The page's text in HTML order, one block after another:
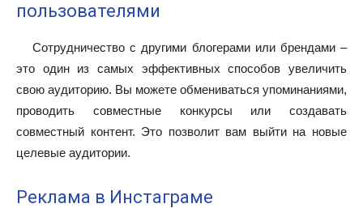
пользователями
Сотрудничество с другими блогерами или брендами –
это один из самых эффективных способов увеличить
свою аудиторию. Вы можете обмениваться упоминаниями,
проводить совместные конкурсы или создавать
совместный контент. Это позволит вам выйти на новые
целевые аудитории.
Реклама в Инстаграме